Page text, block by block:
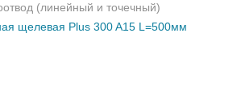
(линейный и точечный)
щелевая Plus 300 A15 L=500мм